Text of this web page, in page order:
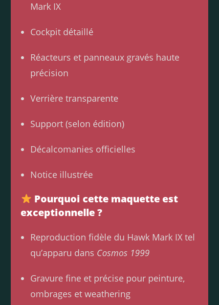
Mark IX
Cockpit détaillé
Réacteurs et panneaux gravés haute
précision
Verrière transparente
Support (selon édition)
Décalcomanies officielles
Notice illustrée
Pourquoi cette maquette est
exceptionnelle ?
Reproduction fidèle du Hawk Mark IX tel
qu’apparu dans Cosmos 1999
Gravure fine et précise pour peinture,
ombrages et weathering